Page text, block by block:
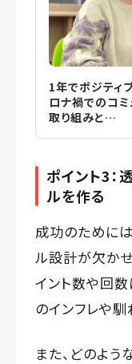
1年でポジティ
ロナ禍でのコ
取り組みと…
ポイント3：
ルを作る
成功のために
ル設計が欠か
イント数や回数
のインフレや馴
また、どのよ